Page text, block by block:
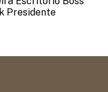
Presidente